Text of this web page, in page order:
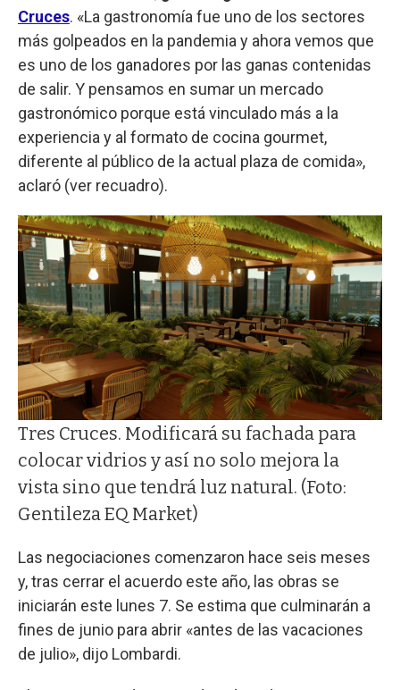
Cruces. «La gastronomía fue uno de los sectores
más golpeados en la pandemia y ahora vemos que
es uno de los ganadores por las ganas contenidas
de salir. Y pensamos en sumar un mercado
gastronómico porque está vinculado más a la
experiencia y al formato de cocina gourmet,
diferente al público de la actual plaza de comida»,
aclaró (ver recuadro).
Tres Cruces. Modificará su fachada para
colocar vidrios y así no solo mejora la
vista sino que tendrá luz natural. (Foto:
Gentileza EQ Market)
Las negociaciones comenzaron hace seis meses
y, tras cerrar el acuerdo este año, las obras se
iniciarán este lunes 7. Se estima que culminarán a
fines de junio para abrir «antes de las vacaciones
de julio», dijo Lombardi.